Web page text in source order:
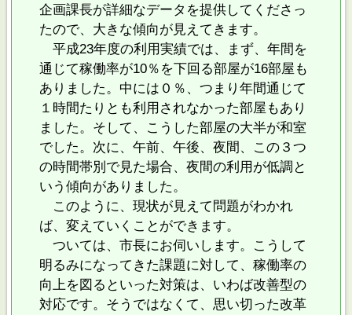
企画課長が詳細なデータを提供してくださっ
たので、大きな傾向が見えてきます。
平成23年度の利用実績では、まず、年間を
通じて稼働率が10％を下回る部屋が16部屋も
ありました。中には０％、つまり年間通じて
１時間たりとも利用されなかった部屋もあり
ました。そして、こうした部屋の大半が和室
でした。次に、午前、午後、夜間、この３つ
の時間帯別で見た場合、夜間の利用が低調と
いう傾向がありました。
このように、現状が見えて問題がわかれ
ば、変えていくことができます。
ついては、市長にお伺いします。こうして
明るみになってきた課題に対して、稼働率の
向上を図るといった対策は、いわば改善型の
対応です。そうではなくて、思い切った改革